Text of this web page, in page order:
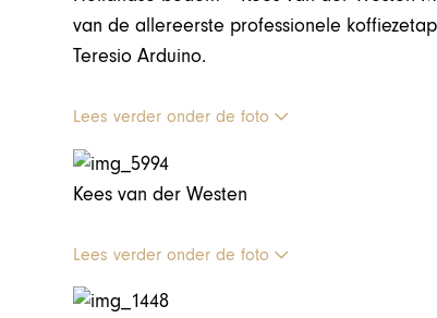
van de allereerste professionele
Teresio Arduino.
Lees verder onder de foto
Kees van der Westen
Lees verder onder de foto